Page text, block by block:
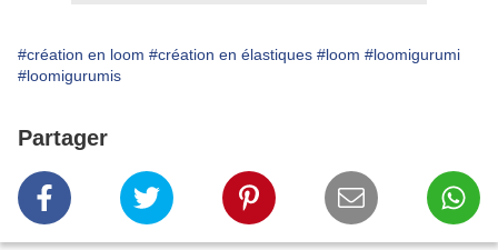
#création en loom #création en élastiques #loom #loomigurumi
#loomigurumis
Partager